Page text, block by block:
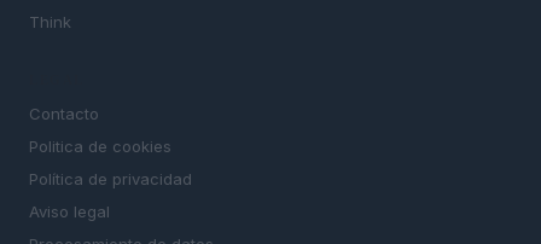
Think
Contacto
Politica de cookies
Política de privacidad
Aviso legal